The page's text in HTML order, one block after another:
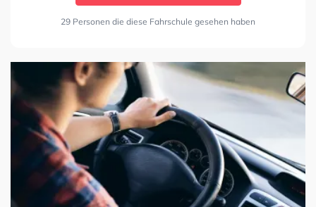
29 Personen die diese Fahrschule gesehen haben